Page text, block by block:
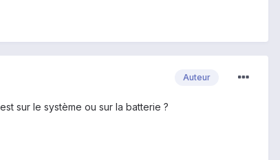
Auteur
sur le système ou sur la batterie ?